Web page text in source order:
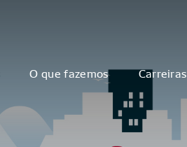
O que fazemos Carreiras